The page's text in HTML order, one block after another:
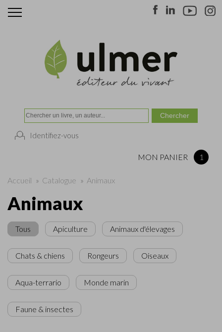
Identifiez-vous
MON PANIER 1
Accueil » Catalogue » Animaux
Animaux
Tous Apiculture Animaux d'élevages
Chats & chiens Rongeurs Oiseaux
Aqua-terrario Monde marin
Faune & insectes